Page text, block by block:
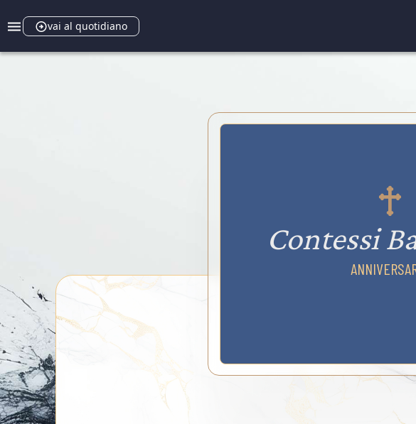
vai al quotidiano
Contessi